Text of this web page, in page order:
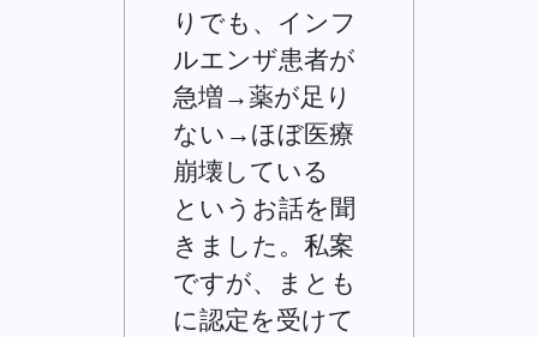
りでも、インフ
ルエンザ患者が
急増→薬が足り
ない→ほぼ医療
崩壊している
というお話を聞
きました。私案
ですが、まとも
に認定を受けて